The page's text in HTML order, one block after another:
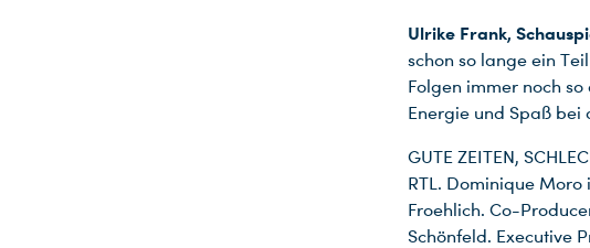
Ulrike Frank,
schon so lange ein
Folgen immer noch
Energie und Spaß bei
GUTE ZEITEN,
RTL. Dominique
Froehlich. Co-
Schönfeld. Executive